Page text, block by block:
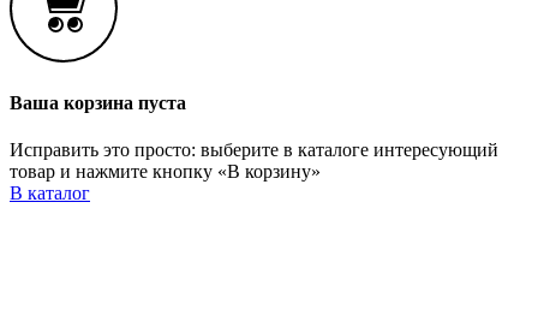
Ваша корзина пуста
Исправить это просто: выберите в каталоге интересующий
товар и нажмите кнопку «В корзину»
В каталог